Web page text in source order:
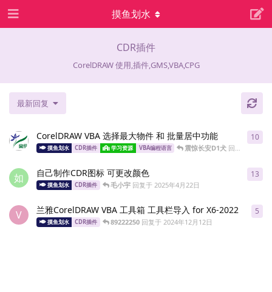
CDR插件
CorelDRAW 使用,插件,GMS,VBA,CPG
摸鱼划水
最新回复
CorelDRAW VBA 选择最大物件 和 批量居中功能
摸鱼划水 CDR插件 学习资源 VBA编程语言 震惊长安D1犬 回复于
10
如 自己制作CDR图标 可更改颜色
摸鱼划水 CDR插件 毛小宇回复于 2025年4月22日
13
V 兰雅CorelDRAW VBA 工具箱 工具栏导入 for X6-2022
摸鱼划水 CDR插件 89222250回复于 2024年12月12日
5